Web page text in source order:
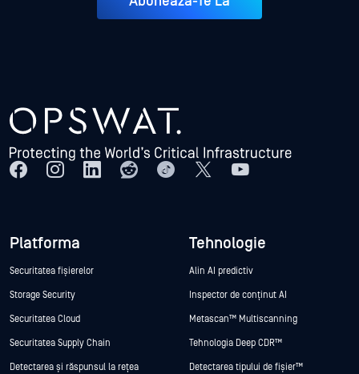
Platforma
Securitatea fișierelor
Storage Security
Securitatea Cloud
Securitatea Supply Chain
Detectarea și răspunsul la rețea
Tehnologie
Alin AI predictiv
Inspector de conținut AI
Metascan™ Multiscanning
Tehnologia Deep CDR™
Detectarea tipului de fișier™